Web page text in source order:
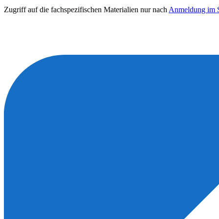
Zugriff auf die fachspezifischen Materialien nur nach Anmeldung im